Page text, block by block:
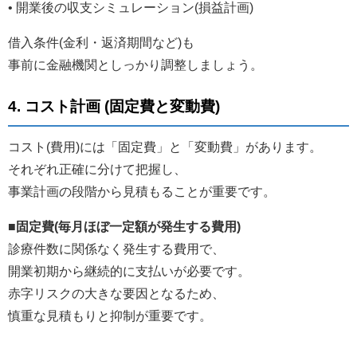
• 開業後の収支シミュレーション(損益計画)
借入条件(金利・返済期間など)も
事前に金融機関としっかり調整しましょう。
4. コスト計画 (固定費と変動費)
コスト(費用)には「固定費」と「変動費」があります。
それぞれ正確に分けて把握し、
事業計画の段階から見積もることが重要です。
■固定費(毎月ほぼ一定額が発生する費用)
診療件数に関係なく発生する費用で、
開業初期から継続的に支払いが必要です。
赤字リスクの大きな要因となるため、
慎重な見積もりと抑制が重要です。